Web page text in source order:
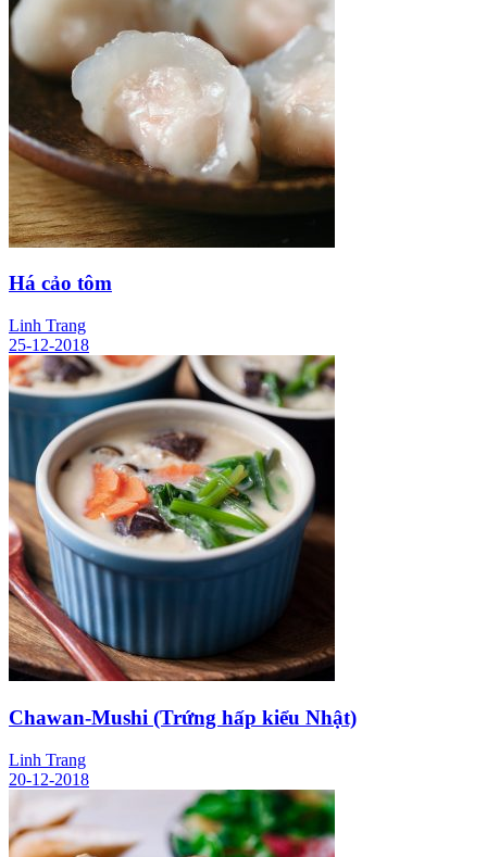
Há cảo tôm
Linh Trang
25-12-2018
Chawan-Mushi (Trứng hấp kiểu Nhật)
Linh Trang
20-12-2018